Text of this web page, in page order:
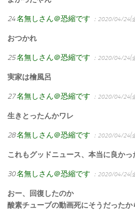
24名無しさん＠恐縮です ：2020/04/24(
おつかれ
25名無しさん＠恐縮です ：2020/04/24(
実家は檜風呂
27名無しさん＠恐縮です ：2020/04/24(
生きとったんかワレ
28名無しさん＠恐縮です ：2020/04/24(
これもグッドニュース、本当に良かっ
30名無しさん＠恐縮です ：2020/04/24(
おー、回復したのか
酸素チューブの動画死にそうだった